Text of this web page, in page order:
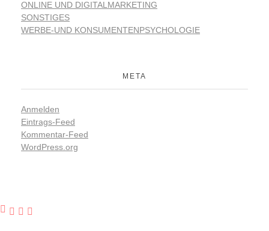
ONLINE UND DIGITALMARKETING
SONSTIGES
WERBE-UND KONSUMENTENPSYCHOLOGIE
META
Anmelden
Eintrags-Feed
Kommentar-Feed
WordPress.org